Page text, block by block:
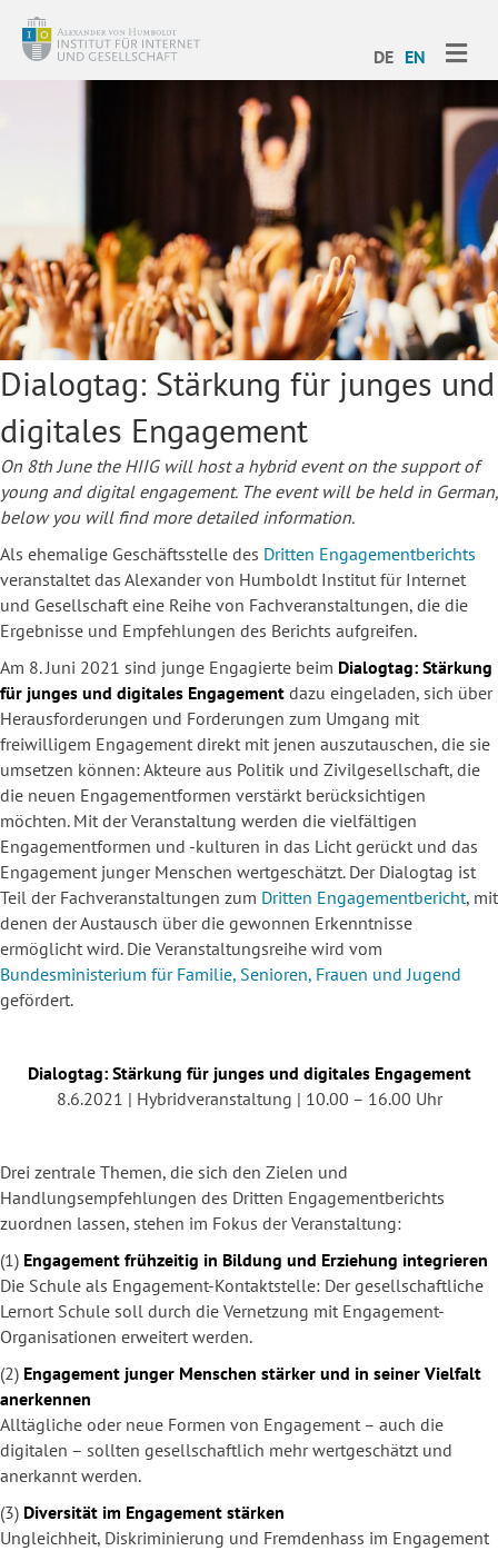
DE EN
Dialogtag: Stärkung für junges und
digitales Engagement
On 8th June the HIIG will host a hybrid event on the support of
young and digital engagement. The event will be held in German,
below you will find more detailed information.
Als ehemalige Geschäftsstelle des Dritten Engagementberichts
veranstaltet das Alexander von Humboldt Institut für Internet
und Gesellschaft eine Reihe von Fachveranstaltungen, die die
Ergebnisse und Empfehlungen des Berichts aufgreifen.
Am 8. Juni 2021 sind junge Engagierte beim Dialogtag: Stärkung
für junges und digitales Engagement dazu eingeladen, sich über
Herausforderungen und Forderungen zum Umgang mit
freiwilligem Engagement direkt mit jenen auszutauschen, die sie
umsetzen können: Akteure aus Politik und Zivilgesellschaft, die
die neuen Engagementformen verstärkt berücksichtigen
möchten. Mit der Veranstaltung werden die vielfältigen
Engagementformen und -kulturen in das Licht gerückt und das
Engagement junger Menschen wertgeschätzt. Der Dialogtag ist
Teil der Fachveranstaltungen zum Dritten Engagementbericht, mit
denen der Austausch über die gewonnen Erkenntnisse
ermöglicht wird. Die Veranstaltungsreihe wird vom
Bundesministerium für Familie, Senioren, Frauen und Jugend
gefördert.
Dialogtag: Stärkung für junges und digitales Engagement
8.6.2021 | Hybridveranstaltung | 10.00 – 16.00 Uhr
Drei zentrale Themen, die sich den Zielen und
Handlungsempfehlungen des Dritten Engagementberichts
zuordnen lassen, stehen im Fokus der Veranstaltung:
(1) Engagement frühzeitig in Bildung und Erziehung integrieren
Die Schule als Engagement-Kontaktstelle: Der gesellschaftliche
Lernort Schule soll durch die Vernetzung mit Engagement-
Organisationen erweitert werden.
(2) Engagement junger Menschen stärker und in seiner Vielfalt
anerkennen
Alltägliche oder neue Formen von Engagement – auch die
digitalen – sollten gesellschaftlich mehr wertgeschätzt und
anerkannt werden.
(3) Diversität im Engagement stärken
Ungleichheit, Diskriminierung und Fremdenhass im Engagement